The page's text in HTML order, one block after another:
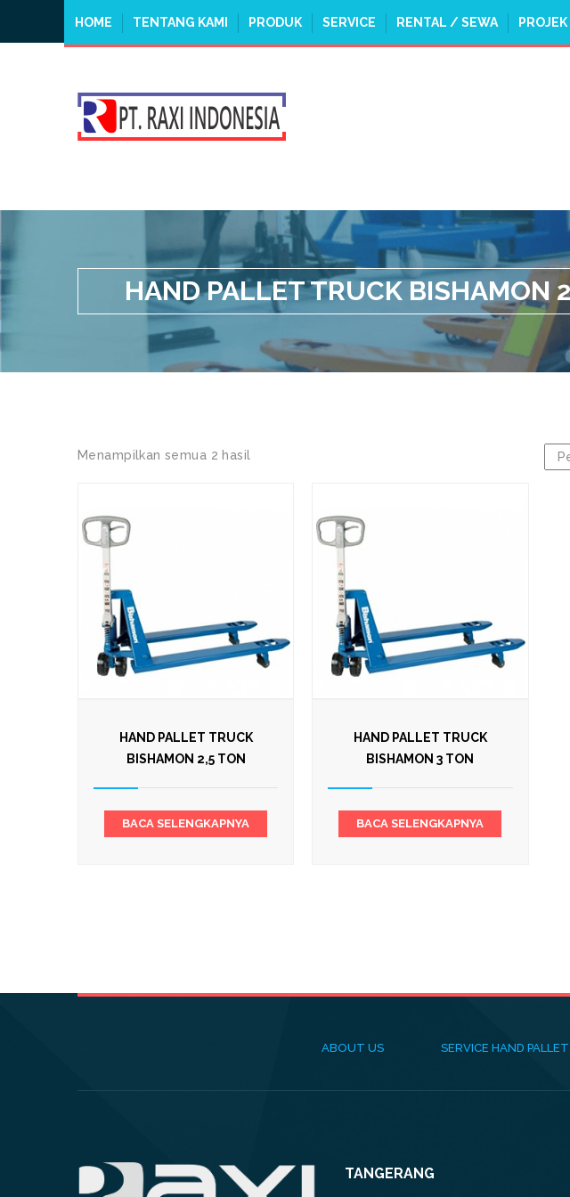
HOME TENTANG KAMI PRODUK SERVICE RENTAL / SEWA PROJEK
HAND PALLET TRUCK BISHAMON
Menampilkan semua 2 hasil
HAND PALLET TRUCK
BISHAMON 2,5 TON
BACA SELENGKAPNYA
HAND PALLET TRUCK
BISHAMON 3 TON
BACA SELENGKAPNYA
ABOUT US SERVICE HAND PALLET
TANGERANG